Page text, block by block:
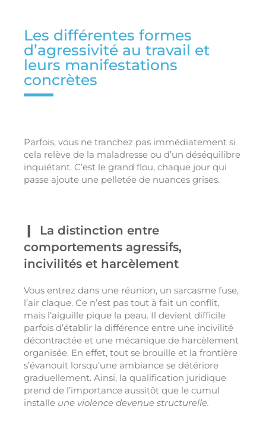
Les différentes formes
d’agressivité au travail et
leurs manifestations
concrètes
Parfois, vous ne tranchez pas immédiatement si
cela relève de la maladresse ou d’un déséquilibre
inquiétant. C’est le grand flou, chaque jour qui
passe ajoute une pelletée de nuances grises.
La distinction entre
comportements agressifs,
incivilités et harcèlement
Vous entrez dans une réunion, un sarcasme fuse,
l’air claque. Ce n’est pas tout à fait un conflit,
mais l’aiguille pique la peau. Il devient difficile
parfois d’établir la différence entre une incivilité
décontractée et une mécanique de harcèlement
organisée. En effet, tout se brouille et la frontière
s’évanouit lorsqu’une ambiance se détériore
graduellement. Ainsi, la qualification juridique
prend de l’importance aussitôt que le cumul
installe une violence devenue structurelle.